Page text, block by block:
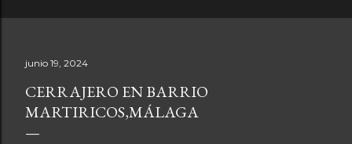
junio 19, 2024
CERRAJERO EN BARRIO
MARTIRICOS,MÁLAGA